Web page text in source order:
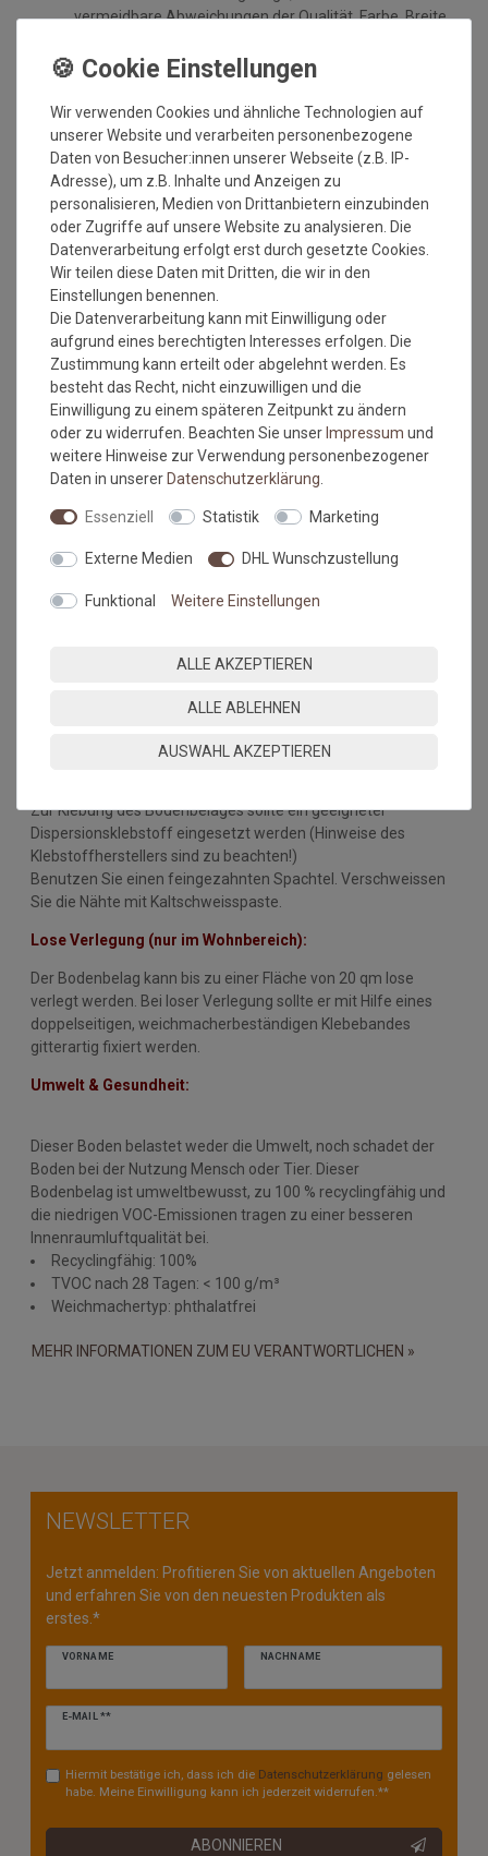
vermeidbare Abweichungen der Qualität, Farbe, Breite,
Dessins, die jedoch innerhalb vorgegebener Toleranzen
liegen, berechtigen nicht zur Beanstandung.
Maßtoleranzen von 1-5 % können auftreten und sind
völlig normal. Sonderzuschnitte sind vom
Umtausch/Rückgabe ausgeschlossen.
Weiterhin ist zu beachten, wenn der gleiche Belag in
verschiedenen Rollenbreiten bestellt wird, dass es zu
Farbabweichungen auf Grund der unterschiedlichen
Anfertigungen kommen kann.
Wie messe ich meinen Raum aus, damit das Material
ausreicht?
Beim ausmessen des Raumes in dem der
Bodenbelag verlegt werden soll, bitte immer die
Türrahmen, Erker oder sonstige Aussparungen IMMER
mit ausmessen. Also immer die längste Länge und die
breiteste Breite.
Kalkulieren Sie immer ca. 10-15 cm mehr in der
Länge und Breite mit ein, da die Wände nicht immer
gleichmäßig breit bzw. lang sein können.
Verlegehinweise:
Der Unterboden muss eben, glatt, fest, rissfrei, trocken und
Empfehlung: Der Belag sollte 24 Stunden vor der Verlegung
Raumtemperatur nicht unter 18°C betragen, die des
Zur Klebung des Bodenbelages sollte ein geeigneter
Dispersionsklebstoff eingesetzt werden (Hinweise des
Klebstoffherstellers sind zu beachten!)
Benutzen Sie einen feingezahnten Spachtel. Verschweissen
Sie die Nähte mit Kaltschweisspaste.
Lose Verlegung (nur im Wohnbereich):
Der Bodenbelag kann bis zu einer Fläche von 20 qm lose
verlegt werden. Bei loser Verlegung sollte er mit Hilfe eines
doppelseitigen, weichmacherbeständigen Klebebandes
gitterartig fixiert werden.
Umwelt & Gesundheit:
Dieser Boden belastet weder die Umwelt, noch schadet der
Boden bei der Nutzung Mensch oder Tier. Dieser
Bodenbelag ist umweltbewusst, zu 100 % recyclingfähig und
die niedrigen VOC-Emissionen tragen zu einer besseren
Innenraumluftqualität bei.
Recyclingfähig: 100%
TVOC nach 28 Tagen: < 100 g/m³
Weichmachertyp: phthalatfrei
MEHR INFORMATIONEN ZUM EU VERANTWORTLICHEN »
NEWSLETTER
Jetzt anmelden: Profitieren Sie von aktuellen Angeboten
und erfahren Sie von den neuesten Produkten als
erstes.*
VORNAME NACHNAME
E-MAIL **
Newsletter
Hiermit bestätige ich, dass ich die Daten­schutz­erklärung gelesen
habe. Meine Einwilligung kann ich jederzeit widerrufen.**
ABONNIEREN
Wir verwenden Cookies und ähnliche Technologien auf
unserer Website und verarbeiten personenbezogene
Daten von Besucher:innen unserer Webseite (z.B. IP-
Adresse), um z.B. Inhalte und Anzeigen zu
personalisieren, Medien von Drittanbietern einzubinden
oder Zugriffe auf unsere Website zu analysieren. Die
Datenverarbeitung erfolgt erst durch gesetzte Cookies.
Wir teilen diese Daten mit Dritten, die wir in den
Einstellungen benennen.
Die Datenverarbeitung kann mit Einwilligung oder
aufgrund eines berechtigten Interesses erfolgen. Die
Zustimmung kann erteilt oder abgelehnt werden. Es
besteht das Recht, nicht einzuwilligen und die
Einwilligung zu einem späteren Zeitpunkt zu ändern
oder zu widerrufen. Beachten Sie unserImpressum und
weitere Hinweise zur Verwendung personenbezogener
Daten in unsererDaten­schutz­erklärung
Essenziell Statistik Marketing
Externe Medien DHL Wunschzustellung
Funktional Weitere Einstellungen
ALLE AKZEPTIEREN
ALLE ABLEHNEN
AUSWAHL AKZEPTIEREN